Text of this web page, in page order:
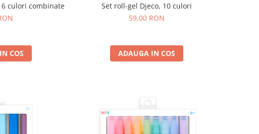
culori combinate
COS
Set roll-gel Djeco, 10 culori
59,00 RON
ADAUGA IN COS